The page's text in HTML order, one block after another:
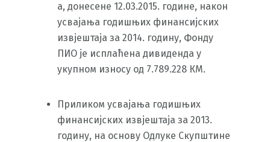
а, донесене 12.03.2015. године, након
усвајања годишњих финансијских
извјештаја за 2014. годину, Фонду
ПИО је исплаћена дивиденда у
укупном износу од 7.789.228 КМ.
Приликом усвајања годишњих
финансијских извјештаја за 2013.
годину, на основу Одлуке Скупштине